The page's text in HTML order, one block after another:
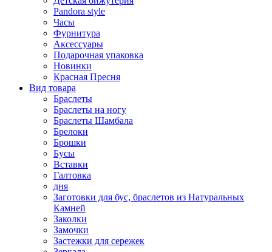
Pandora style
Часы
Фурнитура
Аксеcсуары
Подарочная упаковка
Новинки
Красная Пресня
Вид товара
Браслеты
Браслеты на ногу
Браслеты Шамбала
Брелоки
Брошки
Бусы
Вставки
Галтовка
дня
Заготовки для бус, браслетов из Натуральных
Камней
Заколки
Замочки
Застежки для сережек